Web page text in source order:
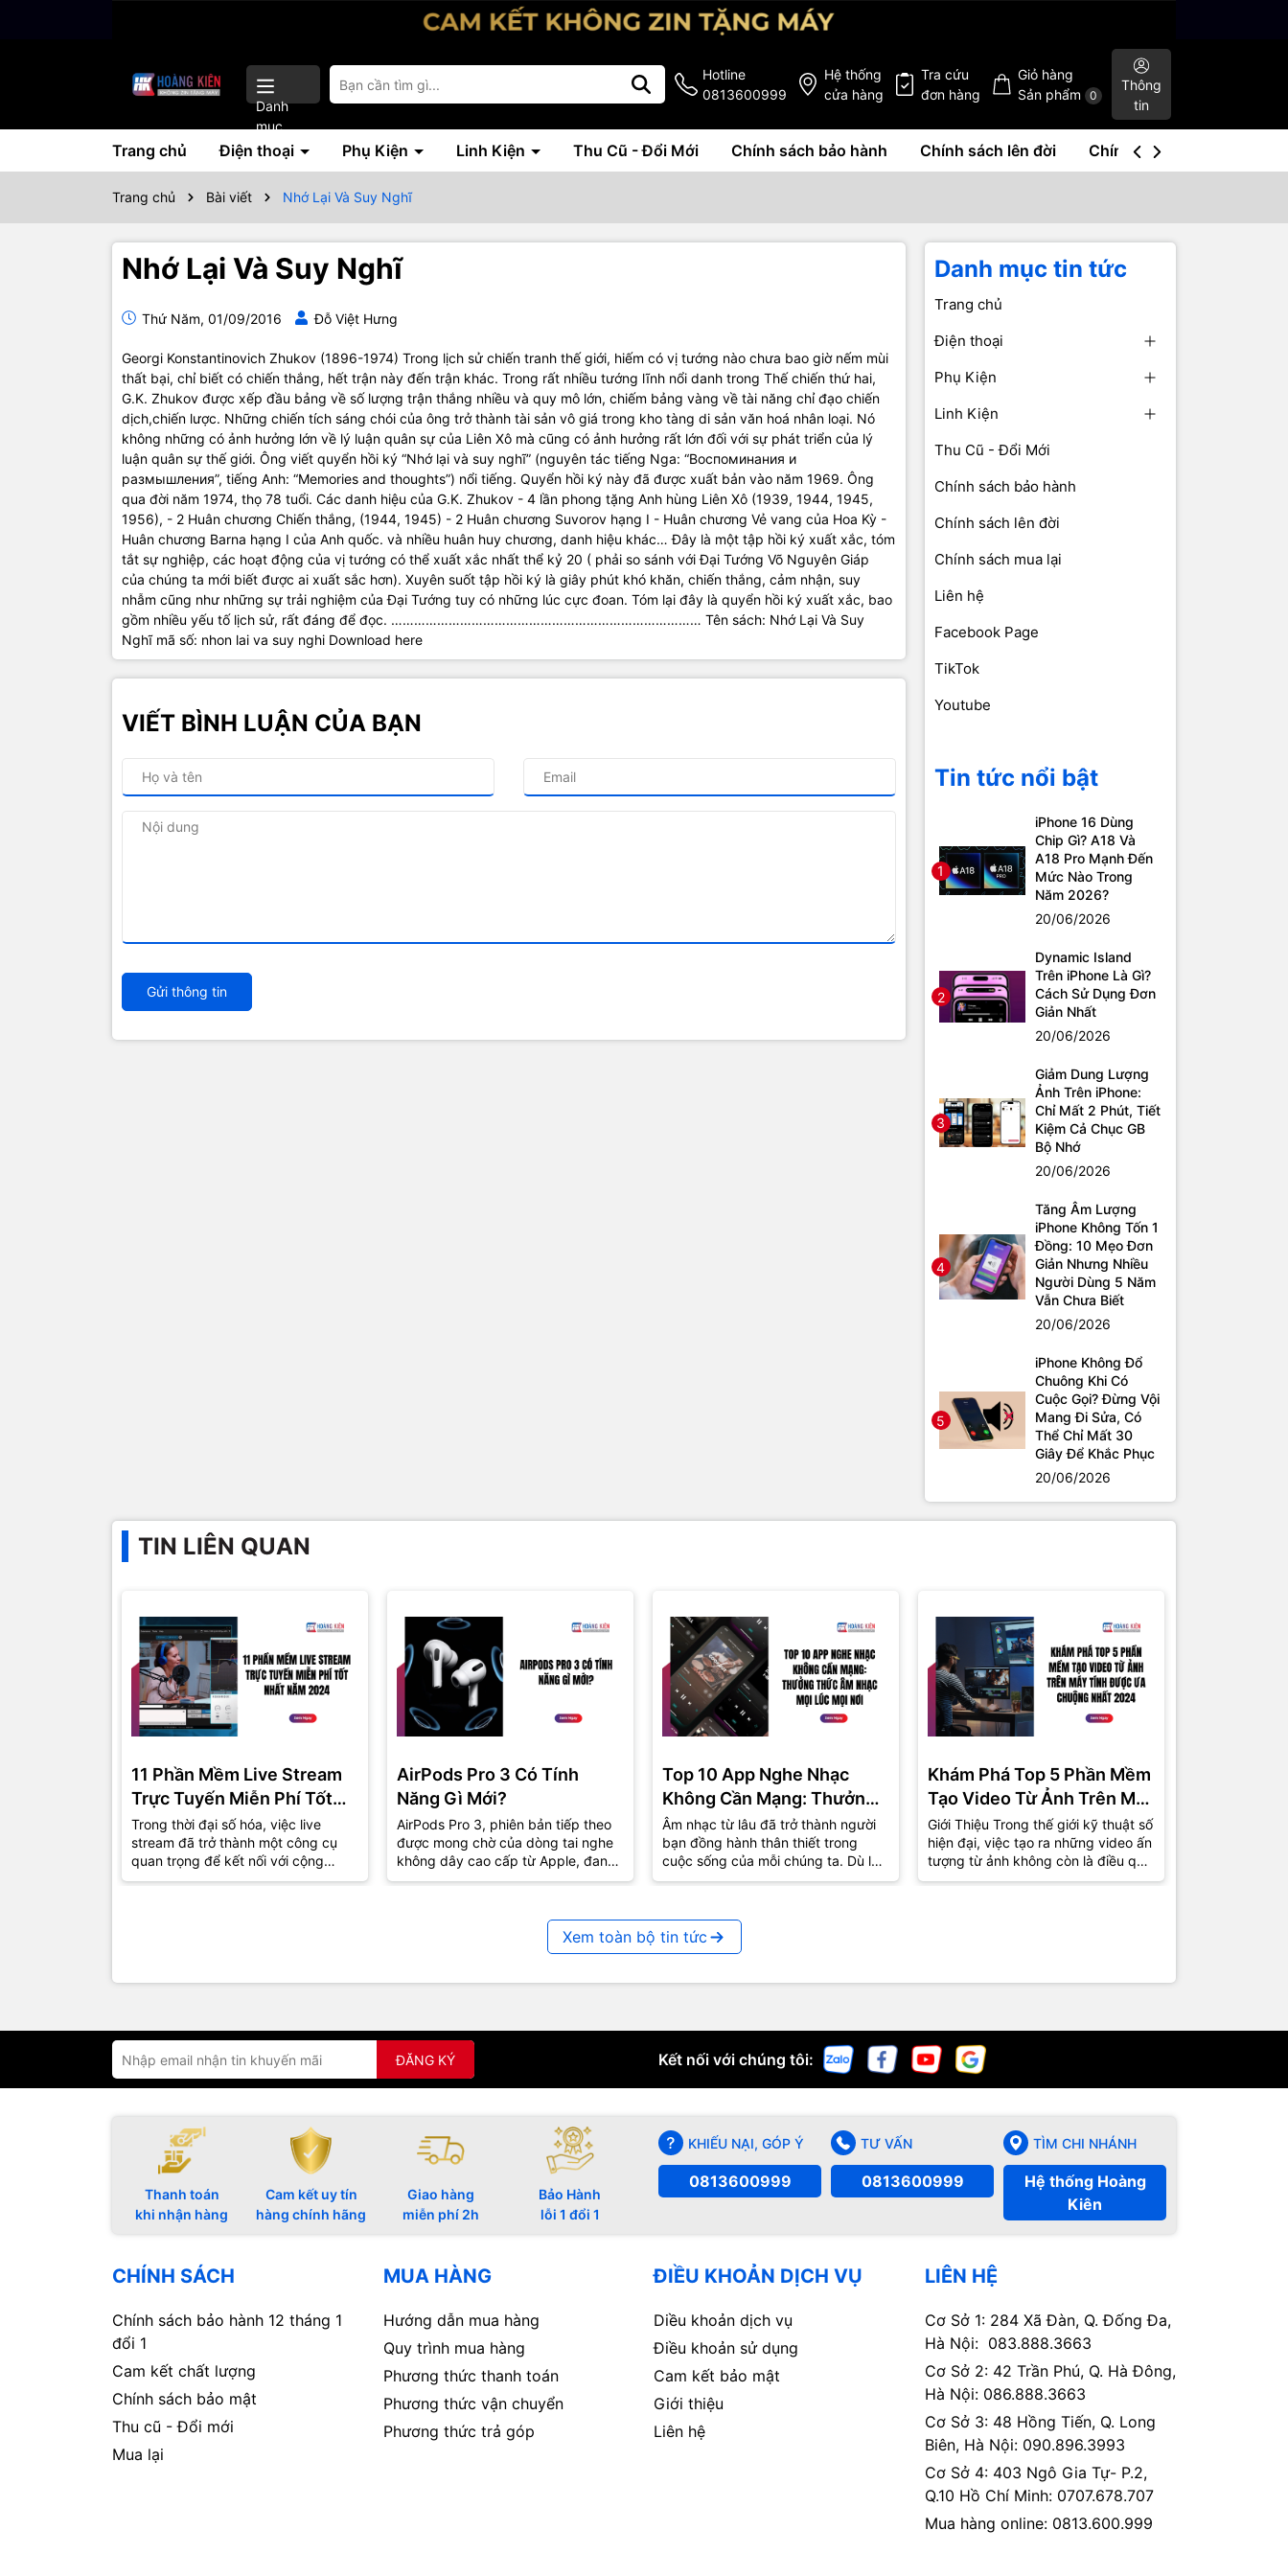
Danh
mục
Hotline
0813600999
Hệ thống
cửa hàng
Tra cứu
đơn hàng
Giỏ hàng
Sản phẩm
0
Thông
tin
Trang chủ Điện thoại Phụ Kiện Linh Kiện Thu Cũ - Đổi Mới Chính sách bảo hành Chính sách lên đời Chính sách mua lại
Trang chủ Bài viết Nhớ Lại Và Suy Nghĩ
Nhớ Lại Và Suy Nghĩ
Thứ Năm, 01/09/2016 Đỗ Việt Hưng
Georgi Konstantinovich Zhukov (1896-1974) Trong lịch sử chiến tranh thế giới, hiếm có vị tướng nào chưa bao giờ nếm mùi
thất bại, chỉ biết có chiến thắng, hết trận này đến trận khác. Trong rất nhiều tướng lĩnh nổi danh trong Thế chiến thứ hai,
G.K. Zhukov được xếp đầu bảng về số lượng trận thắng nhiều và quy mô lớn, chiếm bảng vàng về tài năng chỉ đạo chiến
dịch,chiến lược. Những chiến tích sáng chói của ông trở thành tài sản vô giá trong kho tàng di sản văn hoá nhân loại. Nó
không những có ảnh hưởng lớn về lý luận quân sự của Liên Xô mà cũng có ảnh hưởng rất lớn đối với sự phát triển của lý
luận quân sự thế giới. Ông viết quyển hồi ký “Nhớ lại và suy nghĩ” (nguyên tác tiếng Nga: “Воспоминания и
размышления”, tiếng Anh: “Memories and thoughts”) nổi tiếng. Quyển hồi ký này đã được xuất bản vào năm 1969. Ông
qua đời năm 1974, thọ 78 tuổi. Các danh hiệu của G.K. Zhukov - 4 lần phong tặng Anh hùng Liên Xô (1939, 1944, 1945,
1956), - 2 Huân chương Chiến thắng, (1944, 1945) - 2 Huân chương Suvorov hạng I - Huân chương Vẻ vang của Hoa Kỳ -
Huân chương Barna hạng I của Anh quốc. và nhiều huân huy chương, danh hiệu khác… Đây là một tập hồi ký xuất xắc, tóm
tắt sự nghiệp, các hoạt động của vị tướng có thể xuất xắc nhất thể kỷ 20 ( phải so sánh với Đại Tướng Võ Nguyên Giáp
của chúng ta mới biết được ai xuất sắc hơn). Xuyên suốt tập hồi ký là giây phút khó khăn, chiến thắng, cảm nhận, suy
nhẫm cũng như những sự trải nghiệm của Đại Tướng tuy có những lúc cực đoan. Tóm lại đây là quyển hồi ký xuất xắc, bao
gồm nhiều yếu tố lịch sử, rất đáng để đọc. ……………………………………………………………………… Tên sách: Nhớ Lại Và Suy
Nghĩ mã số: nhon lai va suy nghi Download here
VIẾT BÌNH LUẬN CỦA BẠN
Gửi thông tin
Danh mục tin tức
Trang chủ
Điện thoại
Phụ Kiện
Linh Kiện
Thu Cũ - Đổi Mới
Chính sách bảo hành
Chính sách lên đời
Chính sách mua lại
Liên hệ
Facebook Page
TikTok
Youtube
Tin tức nổi bật
1
iPhone 16 Dùng
Chip Gì? A18 Và
A18 Pro Mạnh Đến
Mức Nào Trong
Năm 2026?
20/06/2026
2
Dynamic Island
Trên iPhone Là Gì?
Cách Sử Dụng Đơn
Giản Nhất
20/06/2026
3
Giảm Dung Lượng
Ảnh Trên iPhone:
Chỉ Mất 2 Phút, Tiết
Kiệm Cả Chục GB
Bộ Nhớ
20/06/2026
4
Tăng Âm Lượng
iPhone Không Tốn 1
Đồng: 10 Mẹo Đơn
Giản Nhưng Nhiều
Người Dùng 5 Năm
Vẫn Chưa Biết
20/06/2026
5
iPhone Không Đổ
Chuông Khi Có
Cuộc Gọi? Đừng Vội
Mang Đi Sửa, Có
Thể Chỉ Mất 30
Giây Để Khắc Phục
20/06/2026
TIN LIÊN QUAN
11 Phần Mềm Live Stream
Trực Tuyến Miễn Phí Tốt
Nhất Năm 2024
Trong thời đại số hóa, việc live
stream đã trở thành một công cụ
quan trọng để kết nối với cộng
đồng và khán giả. Dù bạn là một
AirPods Pro 3 Có Tính
Năng Gì Mới?
AirPods Pro 3, phiên bản tiếp theo
được mong chờ của dòng tai nghe
không dây cao cấp từ Apple, đang
thu hút sự quan tâm lớn từ cộng
Top 10 App Nghe Nhạc
Không Cần Mạng: Thưởng
Thức Âm Nhạc Mọi Nơi
Âm nhạc từ lâu đã trở thành người
bạn đồng hành thân thiết trong
cuộc sống của mỗi chúng ta. Dù là
lúc vui hay buồn, âm nhạc luôn
Khám Phá Top 5 Phần Mềm
Tạo Video Từ Ảnh Trên Máy
Tính Được Ưa Chuộng Nhất
2024
Giới Thiệu Trong thế giới kỹ thuật số
hiện đại, việc tạo ra những video ấn
tượng từ ảnh không còn là điều quá
xa lạ. Từ những bức ảnh kỷ...
Xem toàn bộ tin tức
ĐĂNG KÝ Kết nối với chúng tôi:
Thanh toán
khi nhận hàng
Cam kết uy tín
hàng chính hãng
Giao hàng
miễn phí 2h
Bảo Hành
lỗi 1 đổi 1
KHIẾU NẠI, GÓP Ý
0813600999
TƯ VẤN
0813600999
TÌM CHI NHÁNH
Hệ thống Hoàng
Kiên
CHÍNH SÁCH
Chính sách bảo hành 12 tháng 1
đổi 1
Cam kết chất lượng
Chính sách bảo mật
Thu cũ - Đổi mới
Mua lại
MUA HÀNG
Hướng dẫn mua hàng
Quy trình mua hàng
Phương thức thanh toán
Phương thức vận chuyển
Phương thức trả góp
ĐIỀU KHOẢN DỊCH VỤ
Diều khoản dịch vụ
Điều khoản sử dụng
Cam kết bảo mật
Giới thiệu
Liên hệ
LIÊN HỆ
Cơ Sở 1: 284 Xã Đàn, Q. Đống Đa,
Hà Nội: 083.888.3663
Cơ Sở 2: 42 Trần Phú, Q. Hà Đông,
Hà Nội: 086.888.3663
Cơ Sở 3: 48 Hồng Tiến, Q. Long
Biên, Hà Nội: 090.896.3993
Cơ Sở 4: 403 Ngô Gia Tự- P.2,
Q.10 Hồ Chí Minh: 0707.678.707
Mua hàng online: 0813.600.999